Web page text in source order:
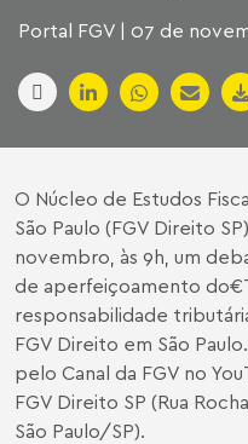
Portal FGV | 07 de
O Núcleo de Estudos
São Paulo (FGV Direito
novembro, às 9h, um
de aperfeiçoamento
responsabilidade
FGV Direito em São
pelo Canal da FGV no
FGV Direito SP (Rua
São Paulo/SP).